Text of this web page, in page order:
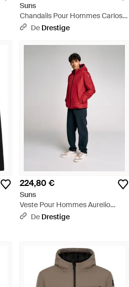
Suns
Chandails Pour Hommes Carlos
Wool Dark - Bleu
De Drestige
224,80 €
Suns
Veste Pour Hommes Aurelio
Velour Bordeaux - Rouge
De Drestige